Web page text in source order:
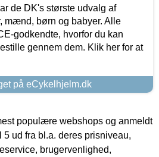
de DK's største udvalg af
mænd, børn og babyer. Alle
godkendte, hvorfor du kan
gennem dem. Klik her for at
på eCykelhjelm.dk
populære webshops og anmeldt
5 ud fra bl.a. deres prisniveau,
brugervenlighed,